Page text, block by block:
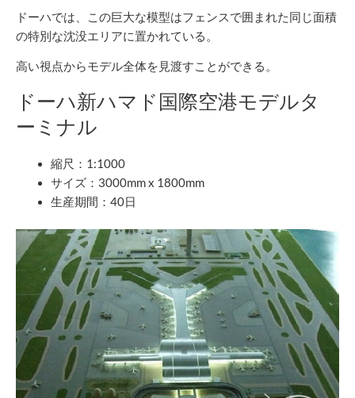
ドーハでは、この巨大な模型はフェンスで囲まれた同じ面積
の特別な沈没エリアに置かれている。
高い視点からモデル全体を見渡すことができる。
ドーハ新ハマド国際空港モデルタ
ーミナル
縮尺：1:1000
サイズ：3000mm x 1800mm
生産期間：40日